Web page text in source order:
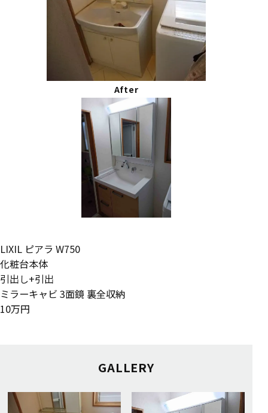
After
LIXIL ピアラ W750
化粧台本体
引出し+引出
ミラーキャビ 3面鏡 裏全収納
10万円
GALLERY